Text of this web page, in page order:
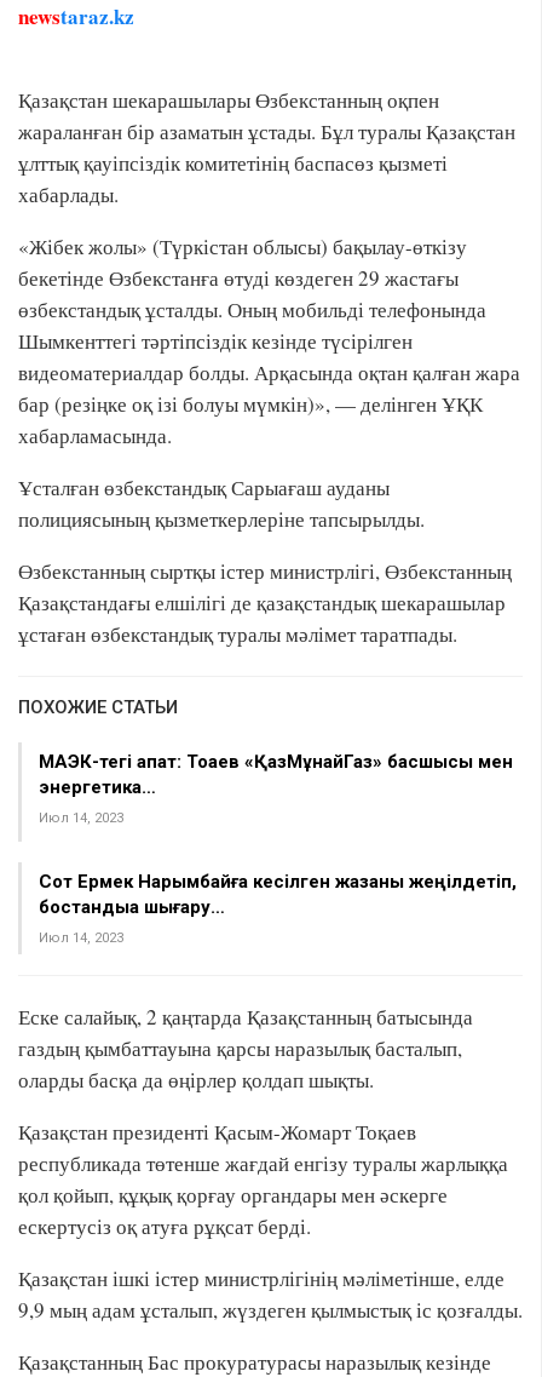
newstaraz.kz
Қазақстан шекарашылары Өзбекстанның оқпен
жараланған бір азаматын ұстады. Бұл туралы Қазақстан
ұлттық қауіпсіздік комитетінің баспасөз қызметі
хабарлады.
«Жібек жолы» (Түркістан облысы) бақылау-өткізу
бекетінде Өзбекстанға өтуді көздеген 29 жастағы
өзбекстандық ұсталды. Оның мобильді телефонында
Шымкенттегі тәртіпсіздік кезінде түсірілген
видеоматериалдар болды. Арқасында оқтан қалған жара
бар (резіңке оқ ізі болуы мүмкін)», — делінген ҰҚК
хабарламасында.
Ұсталған өзбекстандық Сарыағаш ауданы
полициясының қызметкерлеріне тапсырылды.
Өзбекстанның сыртқы істер министрлігі, Өзбекстанның
Қазақстандағы елшілігі де қазақстандық шекарашылар
ұстаған өзбекстандық туралы мәлімет таратпады.
ПОХОЖИЕ СТАТЬИ
МАЭК-тегі апат: Тоқаев «ҚазМұнайГаз» басшысы мен
энергетика…
Июл 14, 2023
Сот Ермек Нарымбайға кесілген жазаны жеңілдетіп,
бостандыққа шығару…
Июл 14, 2023
Еске салайық, 2 қаңтарда Қазақстанның батысында
газдың қымбаттауына қарсы наразылық басталып,
оларды басқа да өңірлер қолдап шықты.
Қазақстан президенті Қасым-Жомарт Тоқаев
республикада төтенше жағдай енгізу туралы жарлыққа
қол қойып, құқық қорғау органдары мен әскерге
ескертусіз оқ атуға рұқсат берді.
Қазақстан ішкі істер министрлігінің мәліметінше, елде
9,9 мың адам ұсталып, жүздеген қылмыстық іс қозғалды.
Қазақстанның Бас прокуратурасы наразылық кезінде